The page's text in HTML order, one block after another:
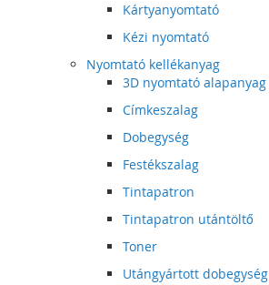
Kártyanyomtató
Kézi nyomtató
Nyomtató kellékanyag
3D nyomtató alapanyag
Címkeszalag
Dobegység
Festékszalag
Tintapatron
Tintapatron utántöltő
Toner
Utángyártott dobegység